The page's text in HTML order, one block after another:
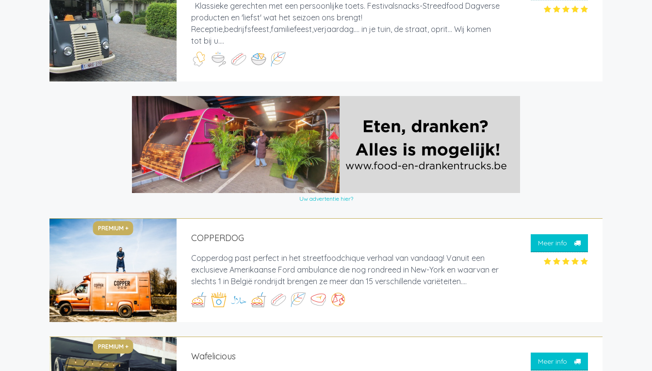
Klassieke gerechten met een persoonlijke toets. Festivalsnacks-Streedfood Dagverse
producten en 'liefst' wat het seizoen ons brengt!
Receptie,bedrijfsfeest,familiefeest,verjaardag.... in je tuin, de straat, oprit... Wij komen
tot bij u....
Uw advertentie hier?
PREMIUM +
COPPERDOG
Copperdog past perfect in het streetfoodchique verhaal van vandaag! Vanuit een
exclusieve Amerikaanse Ford ambulance die nog rondreed in New-York en waarvan er
slechts 1 in België rondrijdt brengen ze meer dan 15 verschillende variëteiten....
Meer info
PREMIUM +
Wafelicious Meer info